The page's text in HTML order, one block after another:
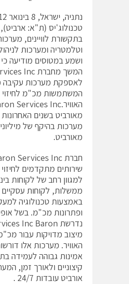
טכנולוג'יס (ת"א:
בתקשורת לוויינים,
וטלמטריה ומערכות
ושמע במטוסים מודיעה
לאספקת מערכות עקיבה
המשתמשות מכ"מ לחיזוי
מאורביט בשנים
מערכות בהיקף של
מאורביט.
שירותים מתקדמים לחיזוי
למגוון רחב של לקוחות
ממשלות, לקוחות עסקיים
באמצעות טכנולוגיה
ופתרונות מכ"מ. בשל
מיצוב מדויקות עבור
האוויר. מערכות אלו
אמינות גבוהה לעמידה
קיצוניים ולאורך זמן,
אורביט עובדות 24/7 .